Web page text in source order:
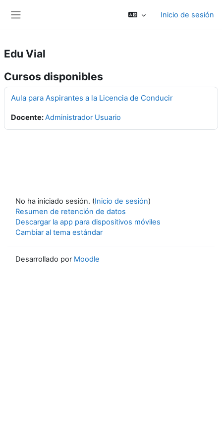
Inicio de sesión
Edu Vial
Cursos disponibles
Aula para Aspirantes a la Licencia de Conducir
Docente:Administrador Usuario
No ha iniciado sesión. (Inicio de sesión)
Resumen de retención de datos
Descargar la app para dispositivos móviles
Cambiar al tema estándar
Desarrollado por Moodle